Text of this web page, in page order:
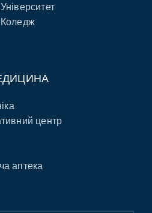
центр
аптека